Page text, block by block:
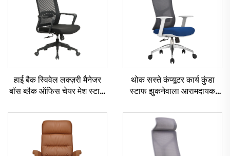
हाई बैक स्विवेल लक्ज़री मैनेजर
बॉस ब्लैक ऑफिस चेयर मेश स्टाफ
ऑफिस चेयर
थोक सस्ते कंप्यूटर कार्य कुंडा
स्टाफ झुकनेवाला आरामदायक
कार्यालय कुर्सी